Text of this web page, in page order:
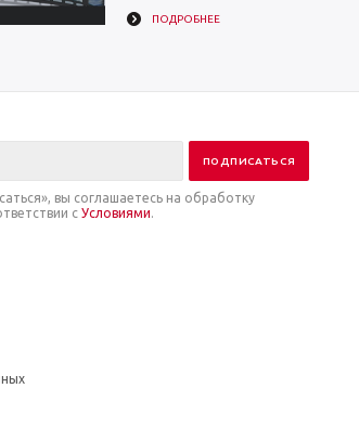
ПОДРОБНЕЕ
вы соглашаетесь на обработку
с Условиями.